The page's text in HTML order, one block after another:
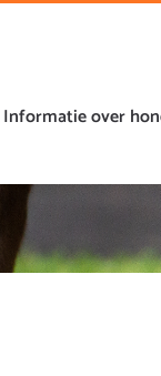
Informatie over